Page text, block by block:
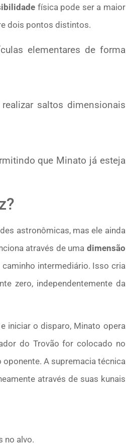
física pode ser a maior
dois pontos distintos.
elementares de forma
saltos dimensionais
que Minato já esteja
astronômicas, mas ele ainda
através de uma dimensão
intermediário. Isso cria
zero, independentemente da
iniciar o disparo, Minato opera
do Trovão for colocado no
A supremacia técnica
através de suas kunais
no alvo.